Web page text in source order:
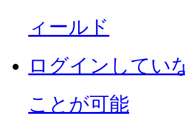
ィールド
ログインしてい
ことが可能